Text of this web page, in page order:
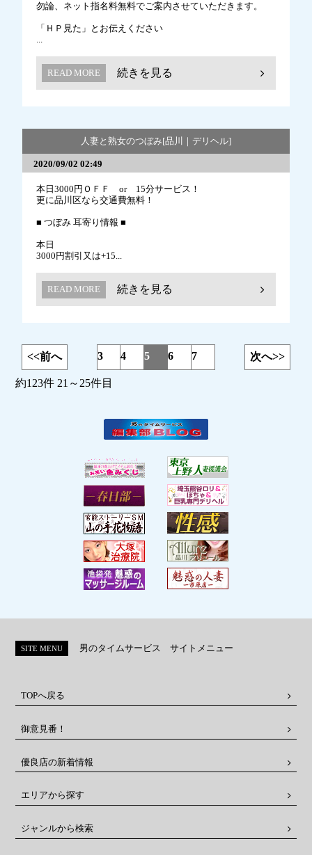
勿論、ネット指名料無料でご案内させていただきます。
「ＨＰ見た」とお伝えください
...
READ MORE 続きを見る
人妻と熟女のつぼみ[品川｜デリヘル]
2020/09/02 02:49
本日3000円ＯＦＦ or 15分サービス！
更に品川区なら交通費無料！
■ つぼみ 耳寄り情報 ■
本日
3000円割引又は+15...
READ MORE 続きを見る
<<前へ 3 4 5 6 7 次へ>>
約123件 21～25件目
SITE MENU 男のタイムサービス サイトメニュー
TOPへ戻る
御意見番！
優良店の新着情報
エリアから探す
ジャンルから検索